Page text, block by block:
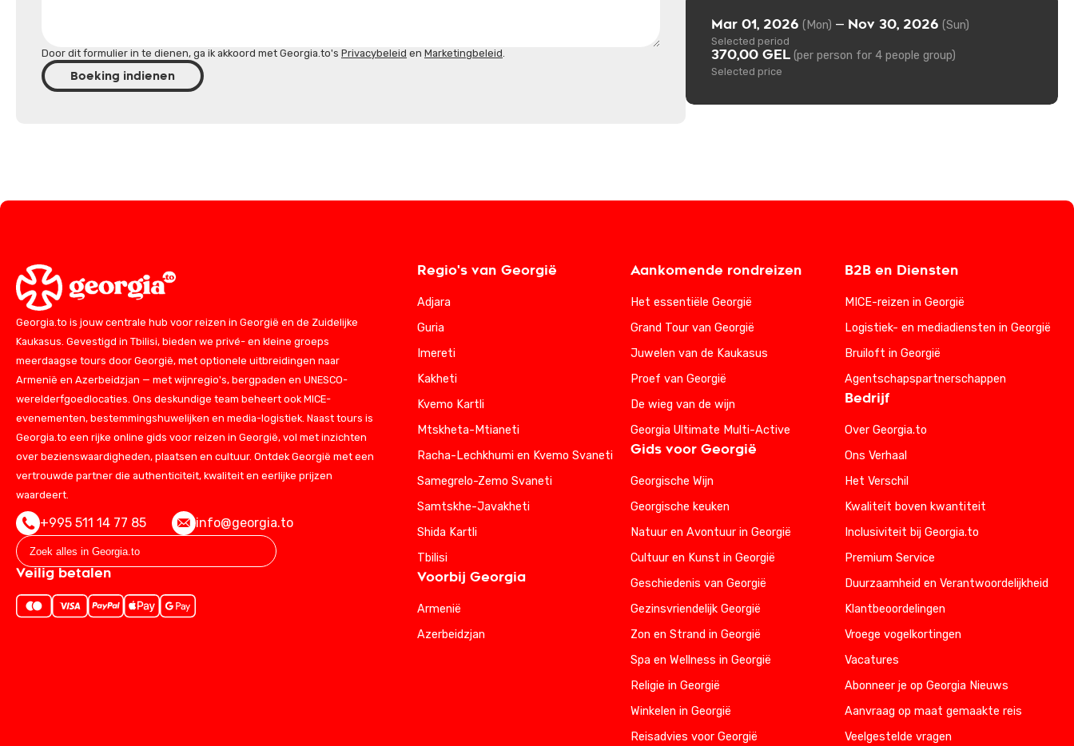
Door dit formulier in te dienen, ga ik akkoord met Georgia.to's Privacybeleid en Marketingbeleid.
Boeking indienen
Mar 01, 2026 (Mon) — Nov 30, 2026 (Sun)
Selected period
370,00 GEL (per person for 4 people group)
Selected price
Georgia.to is jouw centrale hub voor reizen in Georgië en de Zuidelijke
Kaukasus. Gevestigd in Tbilisi, bieden we privé- en kleine groeps
meerdaagse tours door Georgië, met optionele uitbreidingen naar
Armenië en Azerbeidzjan — met wijnregio's, bergpaden en UNESCO-
werelderfgoedlocaties. Ons deskundige team beheert ook MICE-
evenementen, bestemmingshuwelijken en media-logistiek. Naast tours is
Georgia.to een rijke online gids voor reizen in Georgië, vol met inzichten
over bezienswaardigheden, plaatsen en cultuur. Ontdek Georgië met een
vertrouwde partner die authenticiteit, kwaliteit en eerlijke prijzen
waardeert.
+995 511 14 77 85 info@georgia.to
Veilig betalen
Regio's van Georgië
Adjara
Guria
Imereti
Kakheti
Kvemo Kartli
Mtskheta-Mtianeti
Racha-Lechkhumi en Kvemo Svaneti
Samegrelo-Zemo Svaneti
Samtskhe-Javakheti
Shida Kartli
Tbilisi
Voorbij Georgia
Armenië
Azerbeidzjan
Aankomende rondreizen
Het essentiële Georgië
Grand Tour van Georgië
Juwelen van de Kaukasus
Proef van Georgië
De wieg van de wijn
Georgia Ultimate Multi-Active
Gids voor Georgië
Georgische Wijn
Georgische keuken
Natuur en Avontuur in Georgië
Cultuur en Kunst in Georgië
Geschiedenis van Georgië
Gezinsvriendelijk Georgië
Zon en Strand in Georgië
Spa en Wellness in Georgië
Religie in Georgië
Winkelen in Georgië
Reisadvies voor Georgië
B2B en Diensten
MICE-reizen in Georgië
Logistiek- en mediadiensten in Georgië
Bruiloft in Georgië
Agentschapspartnerschappen
Bedrijf
Over Georgia.to
Ons Verhaal
Het Verschil
Kwaliteit boven kwantiteit
Inclusiviteit bij Georgia.to
Premium Service
Duurzaamheid en Verantwoordelijkheid
Klantbeoordelingen
Vroege vogelkortingen
Vacatures
Abonneer je op Georgia Nieuws
Aanvraag op maat gemaakte reis
Veelgestelde vragen